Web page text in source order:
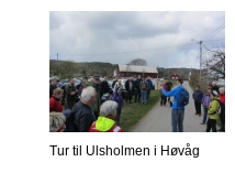
Tur til Ulsholmen i Høvåg